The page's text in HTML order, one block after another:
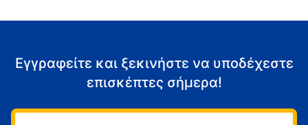
Εγγραφείτε και ξεκινήστε να υποδέχεστε
επισκέπτες σήμερα!